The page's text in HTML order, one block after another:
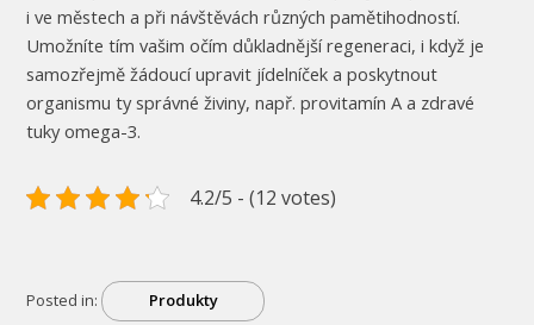
i ve městech a při návštěvách různých pamětihodností.
Umožníte tím vašim očím důkladnější regeneraci, i když je
samozřejmě žádoucí upravit jídelníček a poskytnout
organismu ty správné živiny, např. provitamín A a zdravé
tuky omega-3.
4.2/5 - (12 votes)
Posted in: Produkty